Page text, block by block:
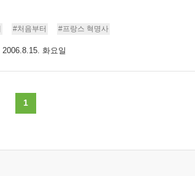
#처음부터 #프랑스 혁명사
2006.8.15. 화요일
1